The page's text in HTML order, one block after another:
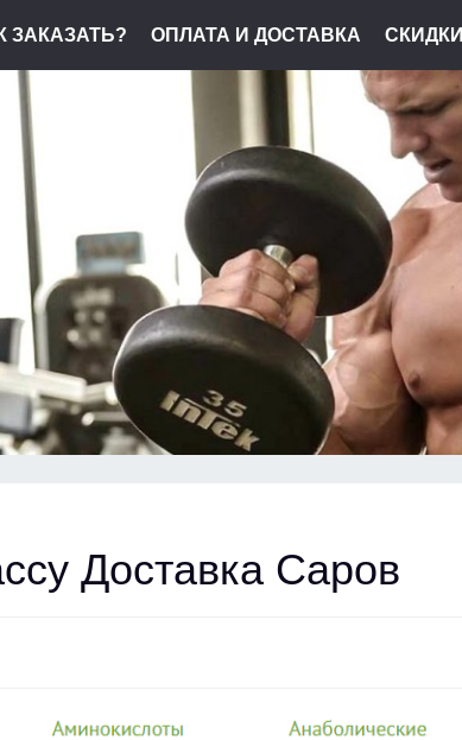
ЗАКАЗАТЬ? ОПЛАТА И ДОСТАВКА СКИДКИ
Доставка Саров